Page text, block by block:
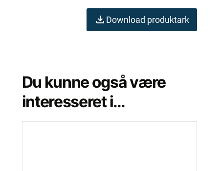
Download produktark
Du kunne også være
interesseret i…